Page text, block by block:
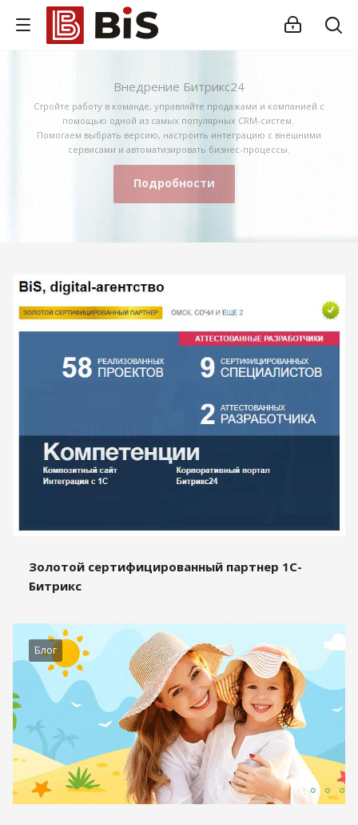
Внедрение Битрикс24
Стройте работу в команде, управляйте продажами и компанией с
помощью одной из самых популярных CRM-систем.
Помогаем выбрать версию, настроить интеграцию с внешними
сервисами и автоматизировать бизнес-процессы.
Подробности
Золотой сертифицированный партнер 1С-
Битрикс
Блог